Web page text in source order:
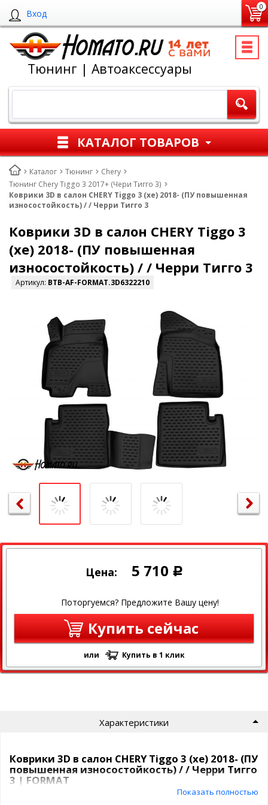
Вход
0
Тюнинг | Автоаксессуары
КАТАЛОГ ТОВАРОВ
Каталог Тюнинг
Chery
Тюнинг Chery Tiggo 3 2017+ (Чери Тигго 3)
Коврики 3D в салон CHERY Tiggo 3 (xe) 2018- (ПУ повышенная
износостойкость) / / Черри Тигго 3
Коврики 3D в салон CHERY Tiggo 3
(xe) 2018- (ПУ повышенная
износостойкость) / / Черри Тигго 3
Артикул: BTB-AF-FORMAT.3D6322210
Цена: 5 710 Р
Поторгуемся? Предложите Вашу цену!
Купить сейчас
или Купить в 1 клик
Характеристики
Коврики 3D в салон CHERY Tiggo 3 (xe) 2018- (ПУ
повышенная износостойкость) / / Черри Тигго
3 | FORMAT
FORMAT – долговечность, функциональность, безопасность.
Показать полностью